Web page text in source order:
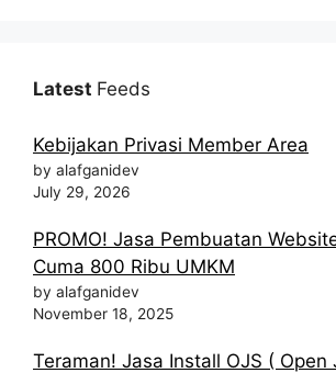
Latest Feeds
Kebijakan Privasi Member Area
by alafganidev
July 29, 2026
PROMO! Jasa Pembuatan
Cuma 800 Ribu UMKM
by alafganidev
November 18, 2025
Teraman! Jasa Install OJS ( Open